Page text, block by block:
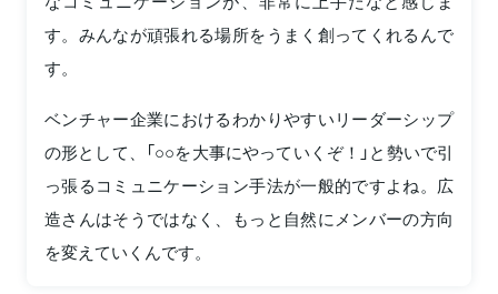
す。みんなが頑張れる場所をうまく創ってくれるんで
す。
ベンチャー企業におけるわかりやすいリーダーシップ
の形として、「○○を大事にやっていくぞ！」と勢いで引
っ張るコミュニケーション手法が一般的ですよね。広
造さんはそうではなく、もっと自然にメンバーの方向
を変えていくんです。